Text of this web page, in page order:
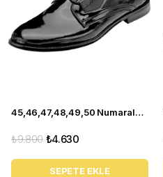
45,46,47,48,49,50 Numaralarda NV1911 Siyah Rugan Erkek Ayakkabısı
₺4.630
₺9.800
SEPETE EKLE